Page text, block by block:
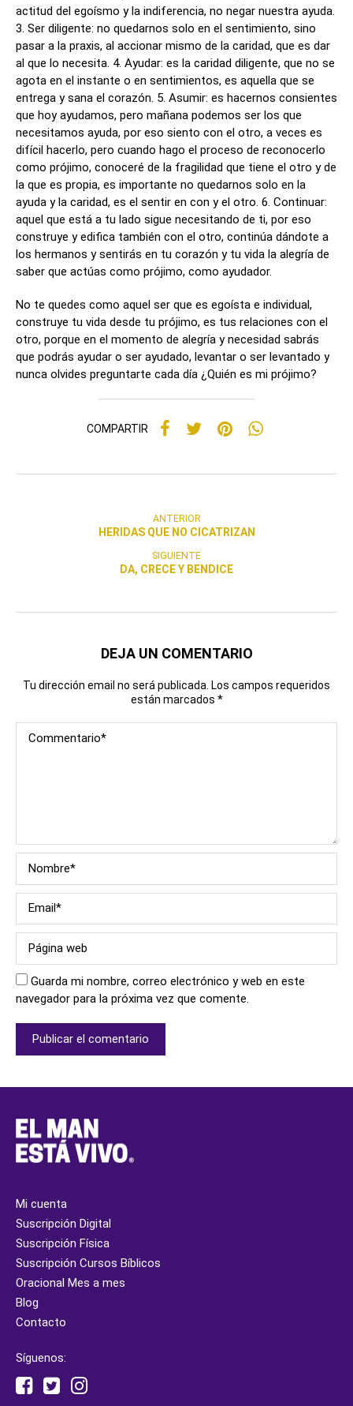
actitud del egoísmo y la indiferencia, no negar nuestra ayuda.
3. Ser diligente: no quedarnos solo en el sentimiento, sino
pasar a la praxis, al accionar mismo de la caridad, que es dar
al que lo necesita. 4. Ayudar: es la caridad diligente, que no se
agota en el instante o en sentimientos, es aquella que se
entrega y sana el corazón. 5. Asumir: es hacernos consientes
que hoy ayudamos, pero mañana podemos ser los que
necesitamos ayuda, por eso siento con el otro, a veces es
difícil hacerlo, pero cuando hago el proceso de reconocerlo
como prójimo, conoceré de la fragilidad que tiene el otro y de
la que es propia, es importante no quedarnos solo en la
ayuda y la caridad, es el sentir en con y el otro. 6. Continuar:
aquel que está a tu lado sigue necesitando de ti, por eso
construye y edifica también con el otro, continúa dándote a
los hermanos y sentirás en tu corazón y tu vida la alegría de
saber que actúas como prójimo, como ayudador.
No te quedes como aquel ser que es egoísta e individual,
construye tu vida desde tu prójimo, es tus relaciones con el
otro, porque en el momento de alegría y necesidad sabrás
que podrás ayudar o ser ayudado, levantar o ser levantado y
nunca olvides preguntarte cada día ¿Quién es mi prójimo?
COMPARTIR
ANTERIOR
HERIDAS QUE NO CICATRIZAN
SIGUIENTE
DA, CRECE Y BENDICE
DEJA UN COMENTARIO
Tu dirección email no será publicada. Los campos requeridos
están marcados *
Guarda mi nombre, correo electrónico y web en este
navegador para la próxima vez que comente.
Mi cuenta
Suscripción Digital
Suscripción Física
Suscripción Cursos Bíblicos
Oracional Mes a mes
Blog
Contacto
Síguenos: